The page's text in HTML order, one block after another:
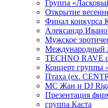
Группа
Открытие
Финал конкурса
Александр
Мужское
Международный
TECHNO RAVE
Концерт группы
Птаха (ex.
МС Жан и DJ
Презентация
группа Каста